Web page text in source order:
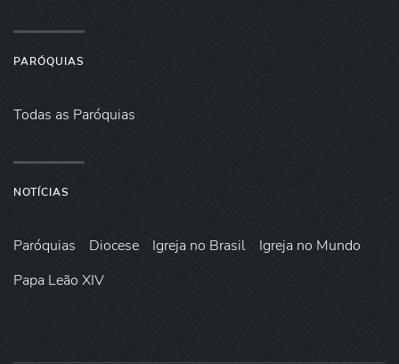
PARÓQUIAS
Todas as Paróquias
NOTÍCIAS
Paróquias Diocese Igreja no Brasil
Igreja no Mundo
Papa Leão XIV